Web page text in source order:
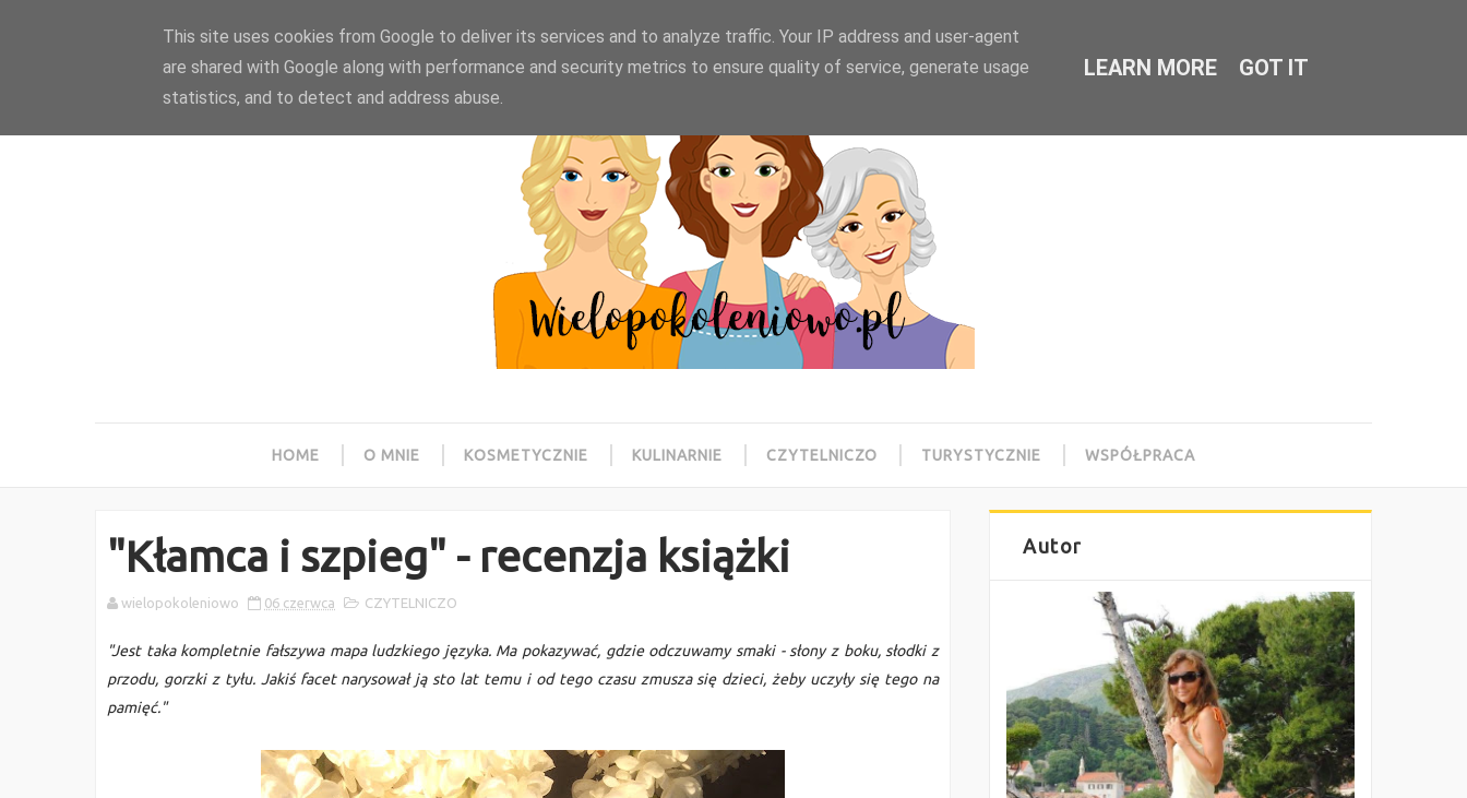
HOME O MNIE KOSMETYCZNIE KULINARNIE CZYTELNICZO TURYSTYCZNIE WSPÓŁPRACA
"Kłamca i szpieg" - recenzja książki
wielopokoleniowo 06 czerwca CZYTELNICZO
"Jest taka kompletnie fałszywa mapa ludzkiego języka. Ma pokazywać, gdzie odczuwamy smaki - słony z boku, słodki z
przodu, gorzki z tyłu. Jakiś facet narysował ją sto lat temu i od tego czasu zmusza się dzieci, żeby uczyły się tego na
pamięć."
Autor
This site uses cookies from Google to deliver its services and to analyze traffic. Your IP address and user-agent
are shared with Google along with performance and security metrics to ensure quality of service, generate usage
statistics, and to detect and address abuse.
LEARN MORE GOT IT